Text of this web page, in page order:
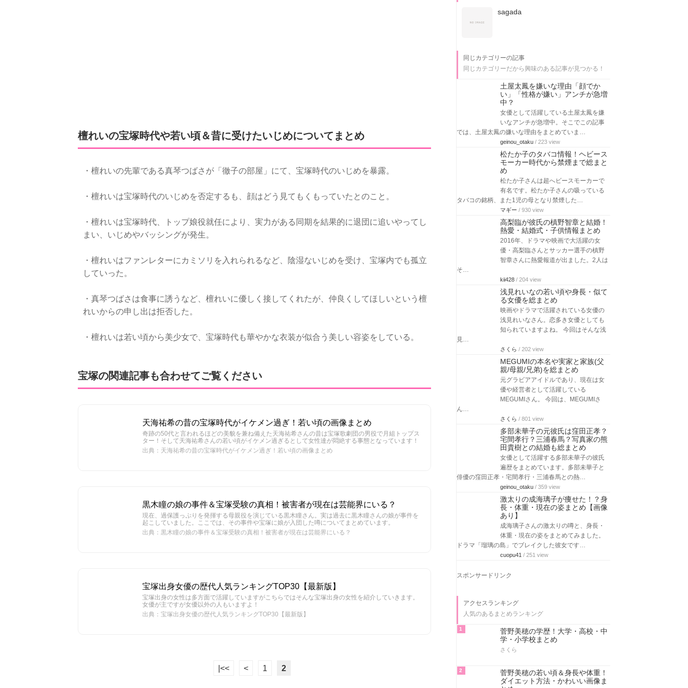
檀れいの宝塚時代や若い頃＆昔に受けたいじめについてまとめ
・檀れいの先輩である真琴つばさが「徹子の部屋」にて、宝塚時代のいじめを暴露。
・檀れいは宝塚時代のいじめを否定するも、顔はどう見てもくもっていたとのこと。
・檀れいは宝塚時代、トップ娘役就任により、実力がある同期を結果的に退団に追いやってし
まい、いじめやバッシングが発生。
・檀れいはファンレターにカミソリを入れられるなど、陰湿ないじめを受け、宝塚内でも孤立
していった。
・真琴つばさは食事に誘うなど、檀れいに優しく接してくれたが、仲良くしてほしいという檀
れいからの申し出は拒否した。
・檀れいは若い頃から美少女で、宝塚時代も華やかな衣装が似合う美しい容姿をしている。
宝塚の関連記事も合わせてご覧ください
天海祐希の昔の宝塚時代がイケメン過ぎ！若い頃の画像まとめ
奇跡の50代と言われるほどの美貌を兼ね備えた天海祐希さんの昔は宝塚歌劇団の男役で月組トップス
ター！そして天海祐希さんの若い頃がイケメン過ぎるとして女性達が悶絶する事態となっています！
出典：天海祐希の昔の宝塚時代がイケメン過ぎ！若い頃の画像まとめ
黒木瞳の娘の事件＆宝塚受験の真相！被害者が現在は芸能界にいる？
現在、過保護っぷりを発揮する母親役を演じている黒木瞳さん。実は過去に黒木瞳さんの娘が事件を
起こしていました。ここでは、その事件や宝塚に娘が入団した噂についてまとめています。
出典：黒木瞳の娘の事件＆宝塚受験の真相！被害者が現在は芸能界にいる？
宝塚出身女優の歴代人気ランキングTOP30【最新版】
宝塚出身の女性は多方面で活躍していますがこちらではそんな宝塚出身の女性を紹介していきます。
女優が主ですが女優以外の人もいますよ！
出典：宝塚出身女優の歴代人気ランキングTOP30【最新版】
|<< < 1 2
sagada
同じカテゴリーの記事
同じカテゴリーだから興味のある記事が見つかる！
土屋太鳳を嫌いな理由「顔でか
い」「性格が嫌い」アンチが急増
中？
女優として活躍している土屋太鳳を嫌
いなアンチが急増中。そこでこの記事
では、土屋太鳳の嫌いな理由をまとめていま…
geinou_otaku / 223 view
松たか子のタバコ情報！ヘビース
モーカー時代から禁煙まで総まと
め
松たか子さんは超へビースモーカーで
有名です。松たか子さんの吸っている
タバコの銘柄、また1児の母となり禁煙した…
マギー / 930 view
高梨臨が彼氏の槙野智章と結婚！
熱愛・結婚式・子供情報まとめ
2016年、ドラマや映画で大活躍の女
優・高梨臨さんとサッカー選手の槙野
智章さんに熱愛報道が出ました。2人は
そ…
kii428 / 204 view
浅見れいなの若い頃や身長・似て
る女優を総まとめ
映画やドラマで活躍されている女優の
浅見れいなさん。恋多き女優としても
知られていますよね。 今回はそんな浅
見…
さくら / 202 view
MEGUMIの本名や実家と家族(父
親/母親/兄弟)を総まとめ
元グラビアアイドルであり、現在は女
優や経営者として活躍している
MEGUMIさん。 今回は、MEGUMIさ
ん…
さくら / 801 view
多部未華子の元彼氏は窪田正孝？
宅間孝行？三浦春馬？写真家の熊
田貴樹との結婚も総まとめ
女優として活躍する多部未華子の彼氏
遍歴をまとめています。多部未華子と
俳優の窪田正孝・宅間孝行・三浦春馬との熱…
geinou_otaku / 359 view
激太りの成海璃子が痩せた！？身
長・体重・現在の姿まとめ【画像
あり】
成海璃子さんの激太りの噂と、身長・
体重・現在の姿をまとめてみました。
ドラマ「瑠璃の島」でブレイクした彼女です…
cuopu41 / 251 view
スポンサードリンク
アクセスランキング
人気のあるまとめランキング
1
菅野美穂の学歴！大学・高校・中
学・小学校まとめ
さくら
2
菅野美穂の若い頃＆身長や体重！
ダイエット方法・かわいい画像ま